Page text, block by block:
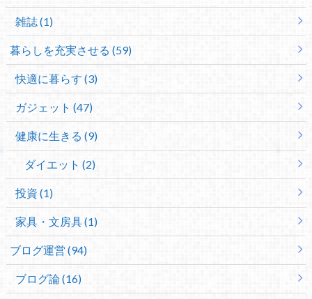
雑誌 (1)
暮らしを充実させる (59)
快適に暮らす (3)
ガジェット (47)
健康に生きる (9)
ダイエット (2)
投資 (1)
家具・文房具 (1)
ブログ運営 (94)
ブログ論 (16)